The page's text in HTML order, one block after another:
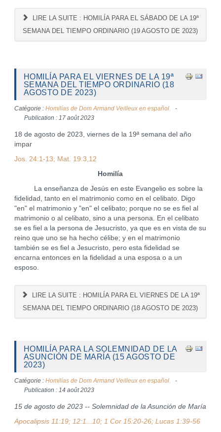
LIRE LA SUITE : HOMILÍA PARA EL SÁBADO DE LA 19ª
SEMANA DEL TIEMPO ORDINARIO (19 AGOSTO DE 2023)
HOMILÍA PARA EL VIERNES DE LA 19ª
SEMANA DEL TIEMPO ORDINARIO (18
AGOSTO DE 2023)
Catégorie : Homilías de Dom Armand Veilleux en español.
Publication : 17 août 2023
18 de agosto de 2023, viernes de la 19ª semana del año
impar
Jos. 24:1-13; Mat. 19:3,12
Homilía
La enseñanza de Jesús en este Evangelio es sobre la
fidelidad, tanto en el matrimonio como en el celibato. Digo
"en" el matrimonio y "en" el celibato; porque no se es fiel al
matrimonio o al celibato, sino a una persona. En el celibato
se es fiel a la persona de Jesucristo, ya que es en vista de su
reino que uno se ha hecho célibe; y en el matrimonio
también se es fiel a Jesucristo, pero esta fidelidad se
encarna entonces en la fidelidad a una esposa o a un
esposo.
LIRE LA SUITE : HOMILÍA PARA EL VIERNES DE LA 19ª
SEMANA DEL TIEMPO ORDINARIO (18 AGOSTO DE 2023)
HOMILÍA PARA LA SOLEMNIDAD DE LA
ASUNCIÓN DE MARÍA (15 AGOSTO DE
2023)
Catégorie : Homilías de Dom Armand Veilleux en español.
Publication : 14 août 2023
15 de agosto de 2023 -- Solemnidad de la Asunción de María
Apocalipsis 11:19; 12:1...10; 1 Cor 15:20-26; Lucas 1:39-56